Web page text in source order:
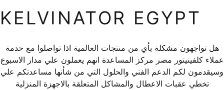
KELVINATOR EGYPT
هل تواجهون مشكلة بأي من منتجات العالمية اذا تواصلوا مع خدمة
عملاء كلفينيتور مصر مركز المساعدة انهم يعملون علي مدار الاسبوع
وسيقدمون لكم الدعم الفني والحلول التي من شأنها مساعدتكم علي
تخطي عقبات الاعطال والمشاكل المتعلقة بالاجهزة المنزلية